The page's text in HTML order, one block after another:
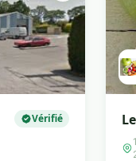
Vérifié